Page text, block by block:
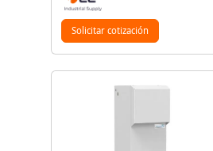
Solicitar cotización